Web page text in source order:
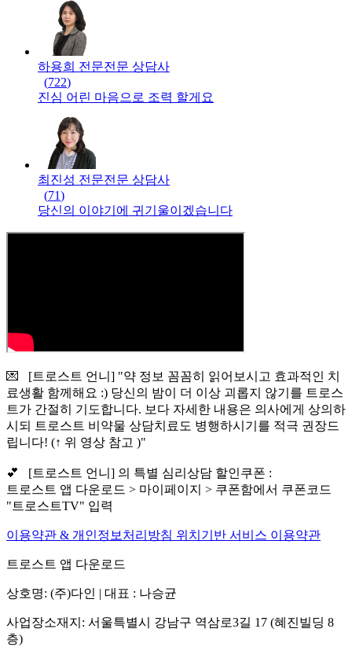
하용희 전문전문 상담사
(722)
진심 어린 마음으로 조력 할게요
최진성 전문전문 상담사
(71)
당신의 이야기에 귀기울이겠습니다
💌 [트로스트 언니] "약 정보 꼼꼼히 읽어보시고 효과적인 치
료생활 함께해요 :) 당신의 밤이 더 이상 괴롭지 않기를 트로스
트가 간절히 기도합니다. 보다 자세한 내용은 의사에게 상의하
시되 트로스트 비약물 상담치료도 병행하시기를 적극 권장드
립니다! (↑ 위 영상 참고 )"
💕 [트로스트 언니] 의 특별 심리상담 할인쿠폰 :
트로스트 앱 다운로드 > 마이페이지 > 쿠폰함에서 쿠폰코드
"트로스트TV" 입력
이용약관 & 개인정보처리방침 위치기반 서비스 이용약관
트로스트 앱 다운로드
상호명: (주)다인 | 대표 : 나승균
사업장소재지: 서울특별시 강남구 역삼로3길 17 (혜진빌딩 8
층)